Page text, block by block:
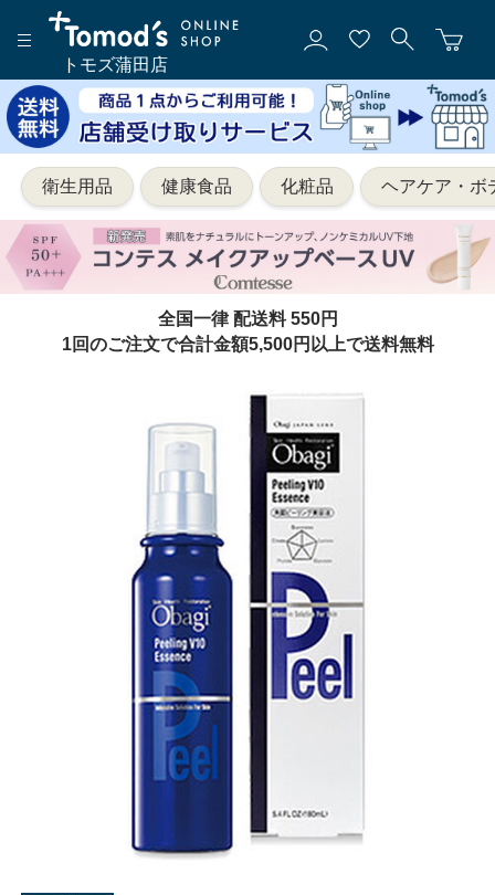
トモズ蒲田店
衛生用品 健康食品 化粧品 ヘアケア・ボ
全国一律 配送料 550円
1回のご注文で合計金額5,500円以上で送料無料